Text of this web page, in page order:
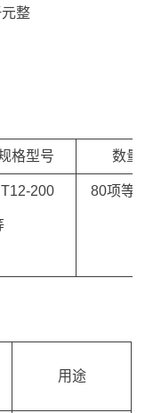
整
格型号 数量
200 80项等
用途